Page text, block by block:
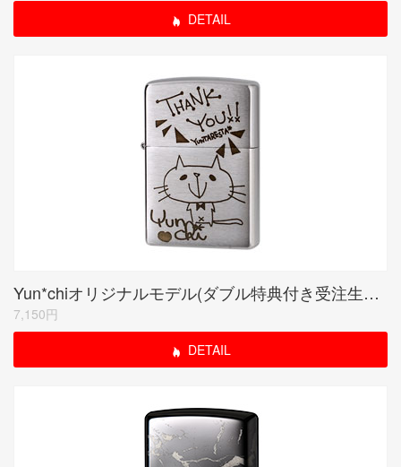
DETAIL
Yun*chiオリジナルモデル(ダブル特典付き受注生産限定品)
7,150円
DETAIL